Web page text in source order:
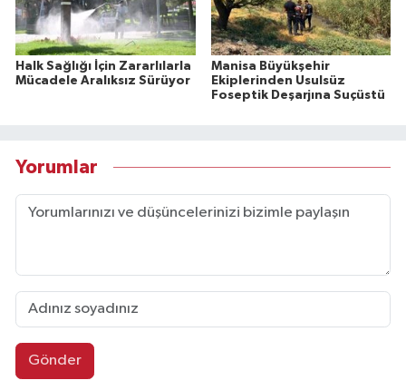
Halk Sağlığı İçin Zararlılarla
Mücadele Aralıksız Sürüyor
Manisa Büyükşehir
Ekiplerinden Usulsüz
Foseptik Deşarjına Suçüstü
Yorumlar
Gönder